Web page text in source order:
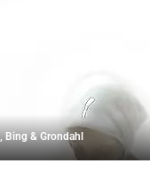
Bing & Grondahl